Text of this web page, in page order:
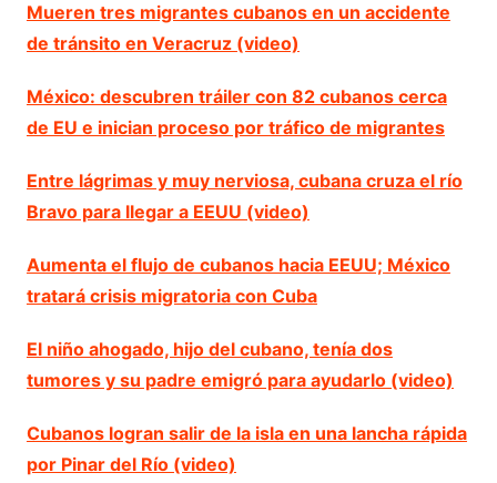
Mueren tres migrantes cubanos en un accidente
de tránsito en Veracruz (video)
México: descubren tráiler con 82 cubanos cerca
de EU e inician proceso por tráfico de migrantes
Entre lágrimas y muy nerviosa, cubana cruza el río
Bravo para llegar a EEUU (video)
Aumenta el flujo de cubanos hacia EEUU; México
tratará crisis migratoria con Cuba
El niño ahogado, hijo del cubano, tenía dos
tumores y su padre emigró para ayudarlo (video)
Cubanos logran salir de la isla en una lancha rápida
por Pinar del Río (video)